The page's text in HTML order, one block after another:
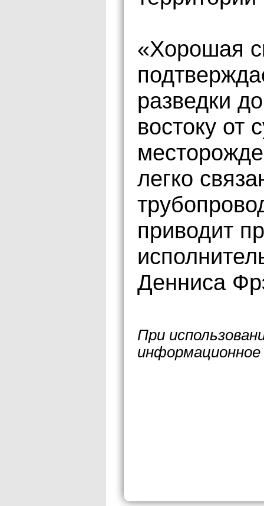
«Хорошая
разведки
востоку от
легко
приводит
Денниса
При